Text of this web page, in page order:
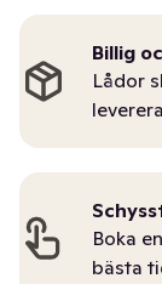
Billig
Lådor
Boka
bästa